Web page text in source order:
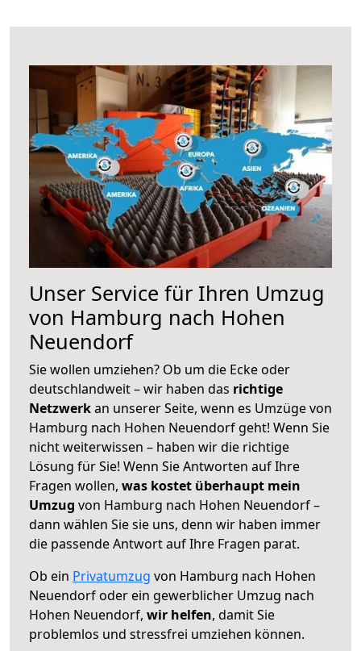
Unser Service für Ihren Umzug
von Hamburg nach Hohen
Neuendorf
Sie wollen umziehen? Ob um die Ecke oder
deutschlandweit – wir haben das richtige
Netzwerkan unserer Seite, wenn es Umzüge von
Hamburg nach Hohen Neuendorf geht! Wenn Sie
nicht weiterwissen – haben wir die richtige
Lösung für Sie! Wenn Sie Antworten auf Ihre
Fragen wollen, was kostet überhaupt mein
Umzug von Hamburg nach Hohen Neuendorf –
dann wählen Sie sie uns, denn wir haben immer
die passende Antwort auf Ihre Fragen parat.
Ob ein Privatumzug von Hamburg nach Hohen
Neuendorf oder ein gewerblicher Umzug nach
Hohen Neuendorf, wir helfen, damit Sie
problemlos und stressfrei umziehen können.